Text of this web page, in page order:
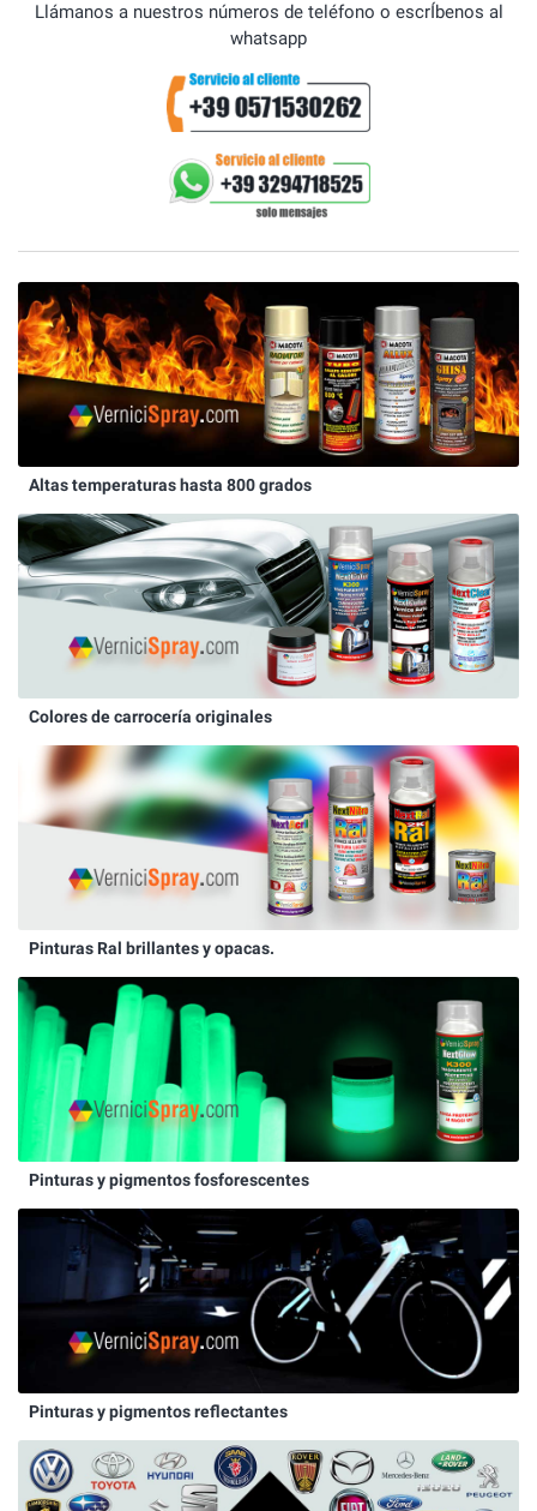
Llámanos a nuestros números de teléfono o escrÍbenos al
whatsapp
Altas temperaturas hasta 800 grados
Colores de carrocería originales
Pinturas Ral brillantes y opacas.
Pinturas y pigmentos fosforescentes
Pinturas y pigmentos reflectantes